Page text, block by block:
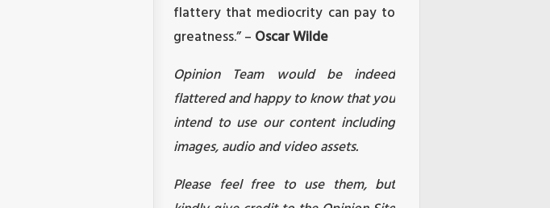
flattery that mediocrity can pay to
greatness.” – Oscar Wilde
Opinion Team would be indeed
flattered and happy to know that you
intend to use our content including
images, audio and video assets.
Please feel free to use them, but